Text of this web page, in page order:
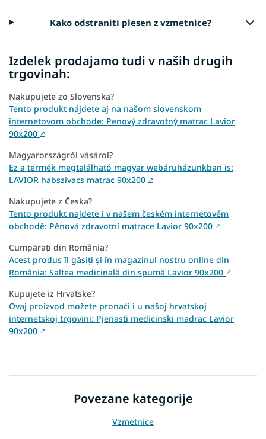
Kako odstraniti plesen z vzmetnice?
Izdelek prodajamo tudi v naših drugih
trgovinah:
Nakupujete zo Slovenska?
Tento produkt nájdete aj na našom slovenskom
internetovom obchode: Penový zdravotný matrac Lavior
90x200 ↗
Magyarországról vásárol?
Ez a termék megtalálható magyar webáruházunkban is:
LAVIOR habszivacs matrac 90x200 ↗
Nakupujete z Česka?
Tento produkt najdete i v našem českém internetovém
obchodě: Pěnová zdravotní matrace Lavior 90x200 ↗
Cumpărați din România?
Acest produs îl găsiți și în magazinul nostru online din
România: Saltea medicinală din spumă Lavior 90x200 ↗
Kupujete iz Hrvatske?
Ovaj proizvod možete pronaći i u našoj hrvatskoj
internetskoj trgovini: Pjenasti medicinski madrac Lavior
90x200 ↗
Povezane kategorije
Vzmetnice